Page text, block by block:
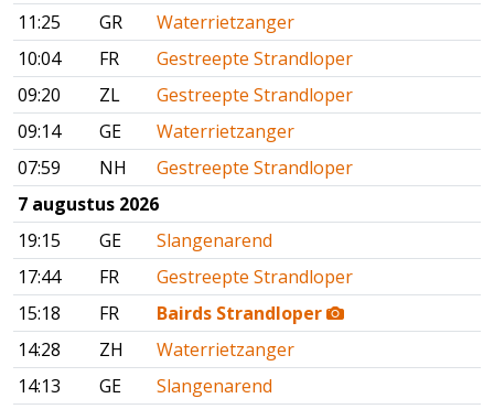
11:25
GR
Waterrietzanger
10:04
FR
Gestreepte Strandloper
09:20
ZL
Gestreepte Strandloper
09:14
GE
Waterrietzanger
07:59
NH
Gestreepte Strandloper
7 augustus 2026
19:15
GE
Slangenarend
17:44
FR
Gestreepte Strandloper
15:18
FR
Bairds Strandloper
14:28
ZH
Waterrietzanger
14:13
GE
Slangenarend